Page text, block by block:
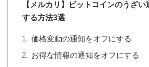
【メルカリ】ビットコインのうざい
する方法3選
価格変動の通知をオフにする
お得な情報の通知をオフにする